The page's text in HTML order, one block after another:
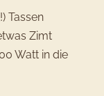
Tassen
Zimt
Watt in die